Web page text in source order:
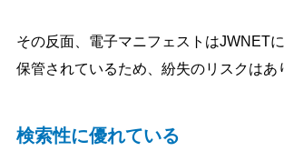
その反面、電子マニフェストはJWNET
保管されているため、紛失のリスクはあ
検索性に優れている